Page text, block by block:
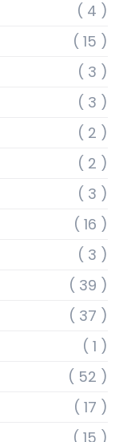
( 4 )
( 15 )
( 3 )
( 3 )
( 2 )
( 2 )
( 3 )
( 16 )
( 3 )
( 39 )
( 37 )
( 1 )
( 52 )
( 17 )
( 15 )